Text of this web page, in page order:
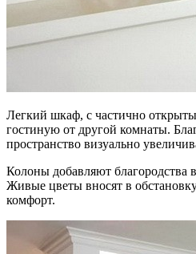
Легкий шкаф, с частично
гостиную от другой комнаты.
пространство визуально
Колоны добавляют благородства
Живые цветы вносят в
комфорт.